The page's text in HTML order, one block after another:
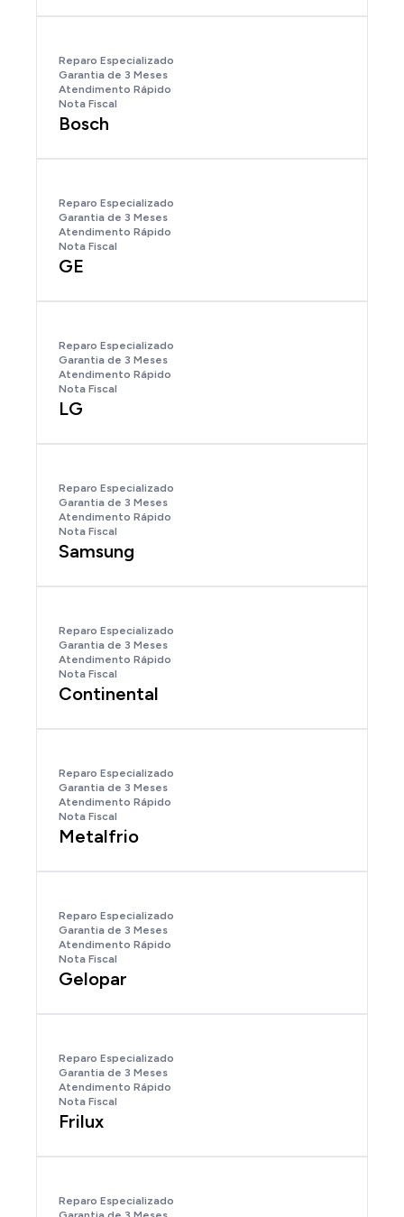
Reparo Especializado
Garantia de 3 Meses
Atendimento Rápido
Nota Fiscal
Bosch
Reparo Especializado
Garantia de 3 Meses
Atendimento Rápido
Nota Fiscal
GE
Reparo Especializado
Garantia de 3 Meses
Atendimento Rápido
Nota Fiscal
LG
Reparo Especializado
Garantia de 3 Meses
Atendimento Rápido
Nota Fiscal
Samsung
Reparo Especializado
Garantia de 3 Meses
Atendimento Rápido
Nota Fiscal
Continental
Reparo Especializado
Garantia de 3 Meses
Atendimento Rápido
Nota Fiscal
Metalfrio
Reparo Especializado
Garantia de 3 Meses
Atendimento Rápido
Nota Fiscal
Gelopar
Reparo Especializado
Garantia de 3 Meses
Atendimento Rápido
Nota Fiscal
Frilux
Reparo Especializado